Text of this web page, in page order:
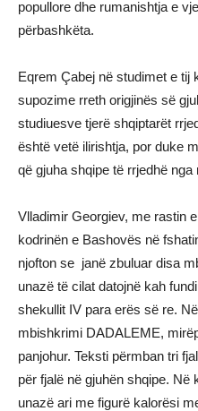
popullore dhe rumanishtja e
përbashkëta.
Eqrem Çabej në studimet e tij
supozime rreth origjinës së
studiuesve tjerë shqiptarët
është vetë ilirishtja, por duke
që gjuha shqipe të rrjedhë
Vlladimir Georgiev, me rastin
kodrinën e Bashovës në
njofton se janë zbuluar disa
unazë të cilat datojnë kah
shekullit IV para erës së re.
mbishkrimi DADALEME,
panjohur. Teksti përmban tri
për fjalë në gjuhën shqipe. Në
unazë ari me figurë kalorësi